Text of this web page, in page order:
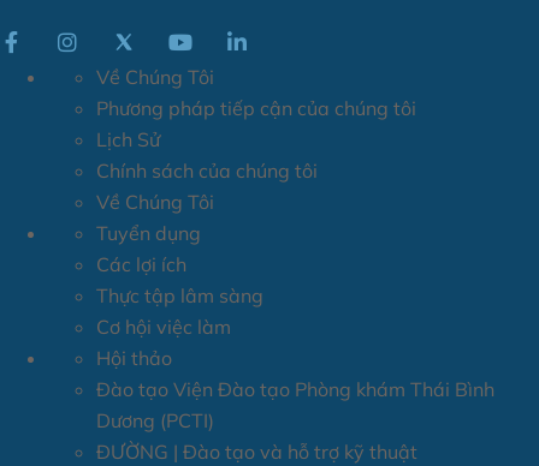
Về Chúng Tôi
Phương pháp tiếp cận của chúng tôi
Lịch Sử
Chính sách của chúng tôi
Về Chúng Tôi
Tuyển dụng
Các lợi ích
Thực tập lâm sàng
Cơ hội việc làm
Hội thảo
Đào tạo Viện Đào tạo Phòng khám Thái Bình
Dương (PCTI)
ĐƯỜNG | Đào tạo và hỗ trợ kỹ thuật